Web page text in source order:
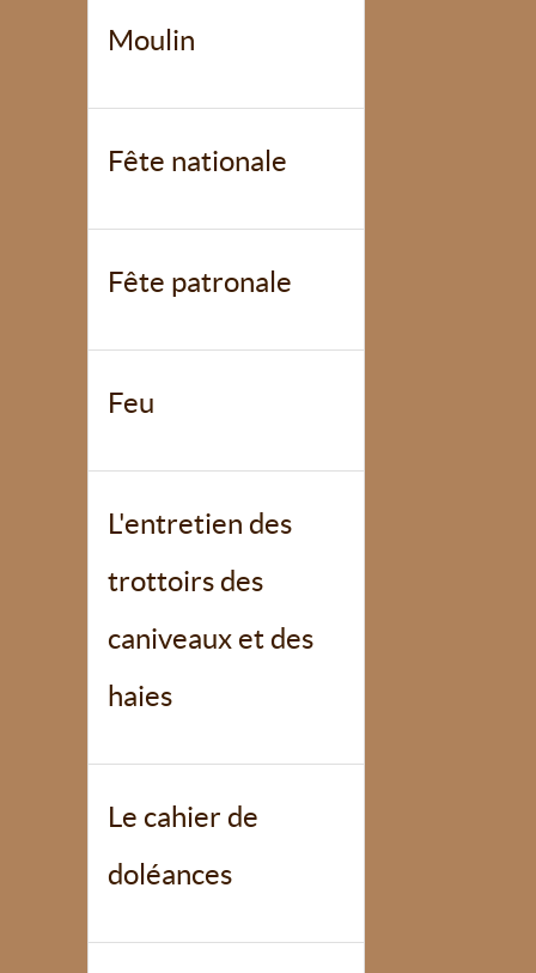
Moulin
Fête nationale
Fête patronale
Feu
L'entretien des
trottoirs des
caniveaux et des
haies
Le cahier de
doléances